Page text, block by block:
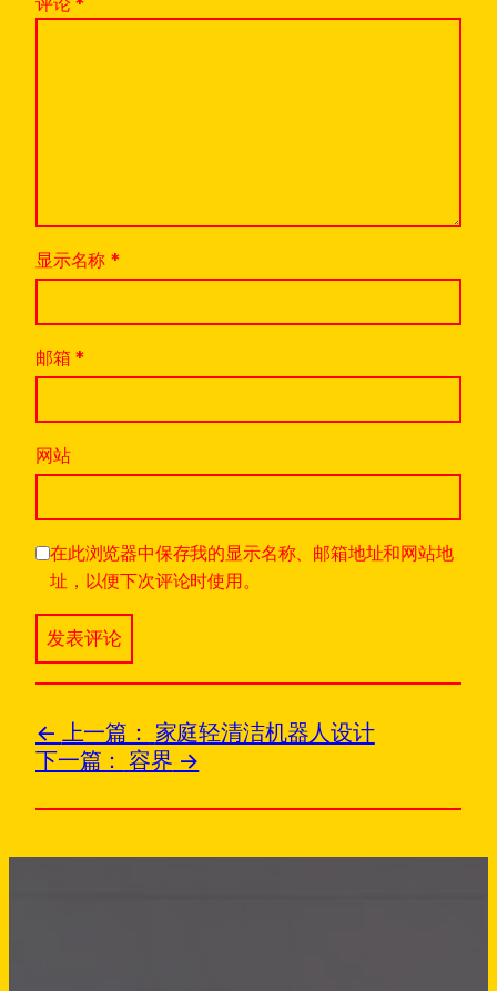
显示名称 *
邮箱 *
网站
在此浏览器中保存我的显示名称、邮箱地址和网站地
址，以便下次评论时使用。
上一篇： 家庭轻清洁机器人设计
下一篇： 容界